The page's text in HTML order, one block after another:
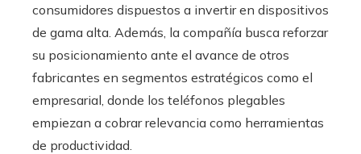
consumidores dispuestos a invertir en dispositivos
de gama alta. Además, la compañía busca reforzar
su posicionamiento ante el avance de otros
fabricantes en segmentos estratégicos como el
empresarial, donde los teléfonos plegables
empiezan a cobrar relevancia como herramientas
de productividad.